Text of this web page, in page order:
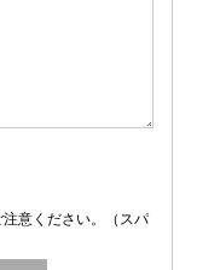
意ください。（スパ